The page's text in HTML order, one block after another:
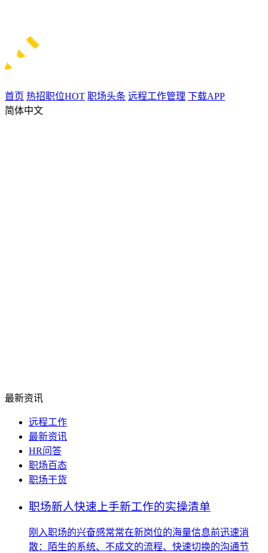
首页 热招职位HOT 职场头条 远程工作管理 下载APP
简体中文
最新资讯
远程工作
最新资讯
HR问答
职场百态
职场干货
职场新人快速上手新工作的实操清单
刚入职场的兴奋感常常在新岗位的海量信息前迅速消
散：陌生的系统、不成文的流程、快速切换的沟通节